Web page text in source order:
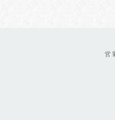
営